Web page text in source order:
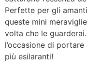
Perfette per gli
queste mini
volta che le
l’occasione di
più esilaranti!